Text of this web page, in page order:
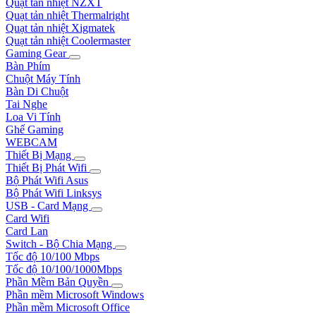
Quạt tản nhiệt Thermalright
Quạt tản nhiệt Xigmatek
Quạt tản nhiệt Coolermaster
Gaming Gear
Bàn Phím
Chuột Máy Tính
Bàn Di Chuột
Tai Nghe
Loa Vi Tính
Ghế Gaming
WEBCAM
Thiết Bị Mạng
Thiết Bị Phát Wifi
Bộ Phát Wifi Asus
Bộ Phát Wifi Linksys
USB - Card Mạng
Card Wifi
Card Lan
Switch - Bộ Chia Mạng
Tốc độ 10/100 Mbps
Tốc độ 10/100/1000Mbps
Phần Mềm Bản Quyền
Phần mềm Microsoft Windows
Phần mềm Microsoft Office